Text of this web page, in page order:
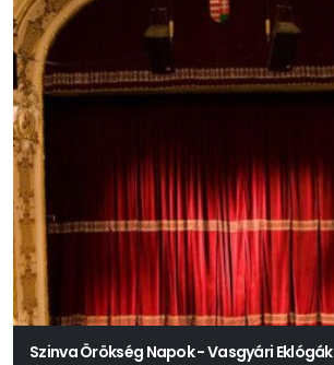
Szinva Örökség Napok - Vasgyári Eklógák